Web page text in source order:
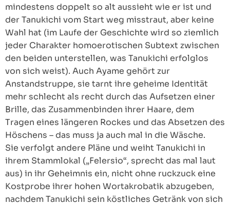
mindestens doppelt so alt aussieht wie er ist und
der Tanukichi vom Start weg misstraut, aber keine
Wahl hat (im Laufe der Geschichte wird so ziemlich
jeder Charakter homoerotischen Subtext zwischen
den beiden unterstellen, was Tanukichi erfolglos
von sich weist). Auch Ayame gehört zur
Anstandstruppe, sie tarnt ihre geheime Identität
mehr schlecht als recht durch das Aufsetzen einer
Brille, das Zusammenbinden ihrer Haare, dem
Tragen eines längeren Rockes und das Absetzen des
Höschens – das muss ja auch mal in die Wäsche.
Sie verfolgt andere Pläne und weiht Tanukichi in
ihrem Stammlokal („Felersio“, sprecht das mal laut
aus) in ihr Geheimnis ein, nicht ohne ruckzuck eine
Kostprobe ihrer hohen Wortakrobatik abzugeben,
nachdem Tanukichi sein köstliches Getränk von sich